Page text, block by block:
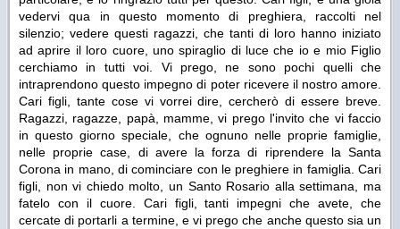
vedervi qua in questo momento di preghiera, raccolti nel
silenzio; vedere questi ragazzi, che tanti di loro hanno iniziato
ad aprire il loro cuore, uno spiraglio di luce che io e mio Figlio
cerchiamo in tutti voi. Vi prego, ne sono pochi quelli che
intraprendono questo impegno di poter ricevere il nostro amore.
Cari figli, tante cose vi vorrei dire, cercherò di essere breve.
Ragazzi, ragazze, papà, mamme, vi prego l'invito che vi faccio
in questo giorno speciale, che ognuno nelle proprie famiglie,
nelle proprie case, di avere la forza di riprendere la Santa
Corona in mano, di cominciare con le preghiere in famiglia. Cari
figli, non vi chiedo molto, un Santo Rosario alla settimana, ma
fatelo con il cuore. Cari figli, tanti impegni che avete, che
cercate di portarli a termine, e vi prego che anche questo sia un